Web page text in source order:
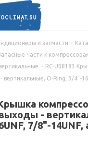
и запчасти -
части к
- RC-U08183
вертикальные, O-Ring, 3/4"-
-
7/8"-